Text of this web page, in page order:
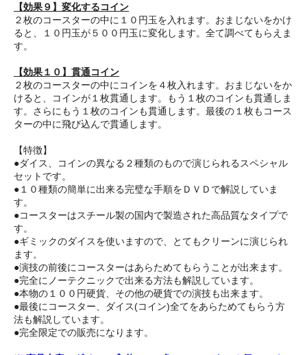
【効果９】変化するコイン
２枚のコースターの中に１０円玉を入れます。おまじないをかけ
ると、１０円玉が５００円玉に変化します。全て調べてもらえま
す。
【効果１０】貫通コイン
２枚のコースターの中にコインを４枚入れます。おまじないをか
けると、コインが１枚貫通します。もう１枚のコインも貫通しま
す。さらにもう１枚のコインも貫通します。最後の１枚もコース
ターの中に飛び込んで貫通します。
【特徴】
●ダイス、コインの異なる２種類のもので演じられるスペシャル
セットです。
●１０種類の簡単に出来る完璧な手順をＤＶＤで解説していま
す。
●コースターはスチール製の国内で製造された高品質なタイプで
す。
●ギミックのダイスを使いますので、とてもクリーンに演じられ
ます。
●演技の前後にコースターはあらためてもらうことが出来ます。
●完全にノーテクニックで出来る方法も解説しています。
●本物の１００円硬貨、その他の硬貨での演技も出来ます。
●最後にコースター、ダイス(コイン)全てをあらためてもらう方
法も解説しています。
●完全限定での販売になります。